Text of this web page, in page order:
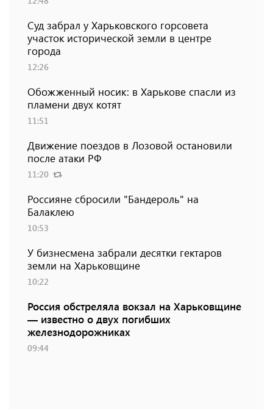
Суд забрал у Харьковского горсовета
участок исторической земли в центре
города
12:26
Обожженный носик: в Харькове спасли из
пламени двух котят
11:51
Движение поездов в Лозовой остановили
после атаки РФ
11:20
Россияне сбросили "Бандероль" на
Балаклею
10:53
У бизнесмена забрали десятки гектаров
земли на Харьковщине
10:22
Россия обстреляла вокзал на Харьковщине
— известно о двух погибших
железнодорожниках
09:44